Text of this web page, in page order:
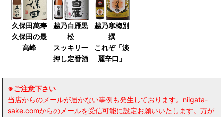
久保田萬寿
久保田の最
高峰
越乃白雁黒
松
スッキリ一
押し定番酒
越乃寒梅別
撰
これぞ「淡
麗辛口」
※ご注意下さい
当店からのメールが届かない事例も発生しております。niigata-
sake.comからのメールを受信可能に設定お願いいたします。万が